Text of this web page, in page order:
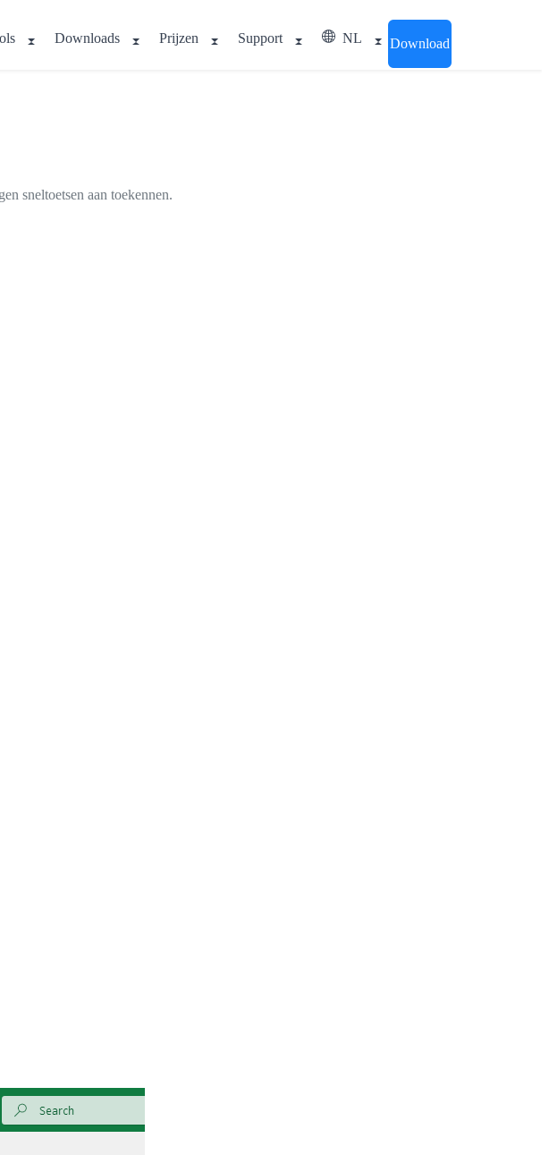
Downloads Prijzen Support NL Download
sneltoetsen aan toekennen.